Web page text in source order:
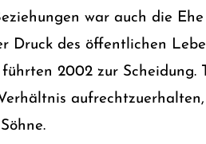
war auch die
Druck des öffentlichen
2002 zur Scheidung.